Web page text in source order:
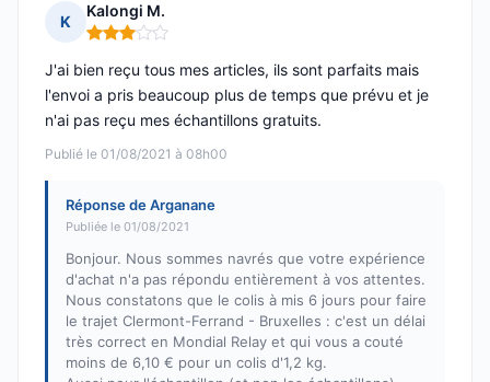
K
Kalongi M.
Note : 3 sur 5
Publié le 01/08/2021 à 08h00
J'ai bien reçu tous mes articles, ils sont parfaits mais
l'envoi a pris beaucoup plus de temps que prévu et je
n'ai pas reçu mes échantillons gratuits.
Réponse de Arganane
Publiée le 01/08/2021
Bonjour. Nous sommes navrés que votre expérience
d'achat n'a pas répondu entièrement à vos attentes.
Nous constatons que le colis à mis 6 jours pour faire
le trajet Clermont-Ferrand - Bruxelles : c'est un délai
très correct en Mondial Relay et qui vous a couté
moins de 6,10 € pour un colis d'1,2 kg.